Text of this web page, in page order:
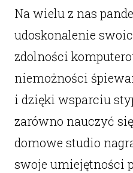
Na wielu z nas
udoskonalenie
zdolności
niemożności
i dzięki wsparciu
zarówno nauczyć
domowe studio
swoje umiejętności